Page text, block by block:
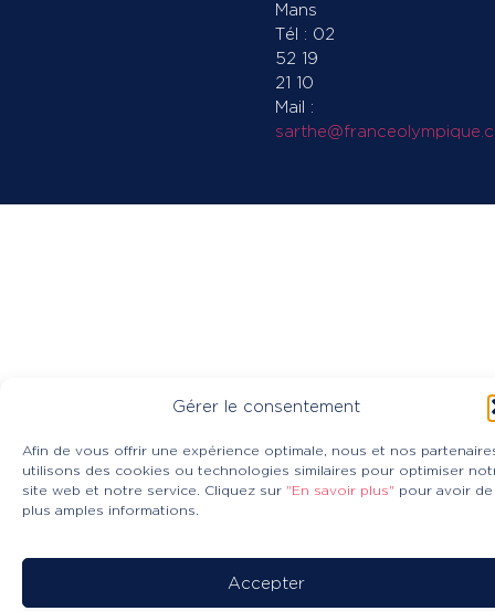
Gérer le consentement
Afin de vous offrir une expérience optimale, nous et nos
utilisons des cookies ou technologies similaires pour optimiser
site web et notre service. Cliquez sur "En savoir plus" pour avoir de
plus amples informations.
Accepter
Mans
Tél : 02
52 19
21 10
Mail :